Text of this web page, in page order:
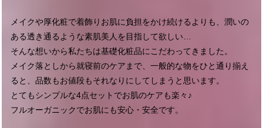
メイクや厚化粧で着飾りお肌に負担をかけ続けるよりも、潤いの
ある透き通るような素肌美人を目指して欲しい…
そんな想いから私たちは基礎化粧品にこだわってきました。
メイク落としから就寝前のケアまで、一般的な物をひと通り揃え
ると、品数もお値段もそれなりにしてしまうと思います。
とてもシンプルな4点セットでお肌のケアも楽々♪
フルオーガニックでお肌にも安心・安全です。